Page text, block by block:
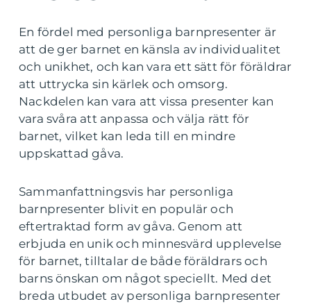
En fördel med personliga barnpresenter är
att de ger barnet en känsla av individualitet
och unikhet, och kan vara ett sätt för föräldrar
att uttrycka sin kärlek och omsorg.
Nackdelen kan vara att vissa presenter kan
vara svåra att anpassa och välja rätt för
barnet, vilket kan leda till en mindre
uppskattad gåva.
Sammanfattningsvis har personliga
barnpresenter blivit en populär och
eftertraktad form av gåva. Genom att
erbjuda en unik och minnesvärd upplevelse
för barnet, tilltalar de både föräldrars och
barns önskan om något speciellt. Med det
breda utbudet av personliga barnpresenter